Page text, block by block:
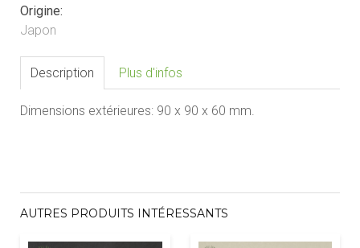
Origine:
Japon
Description Plus d'infos
Dimensions extérieures: 90 x 90 x 60 mm.
AUTRES PRODUITS INTÉRESSANTS